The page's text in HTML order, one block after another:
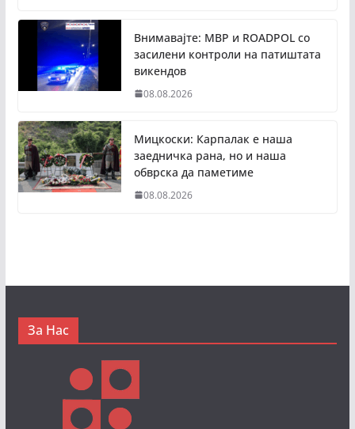
Внимавајте: МВР и ROADPOL со
засилени контроли на патиштата
викендов
08.08.2026
Мицкоски: Карпалак е наша
заедничка рана, но и наша
обврска да паметиме
08.08.2026
За Нас